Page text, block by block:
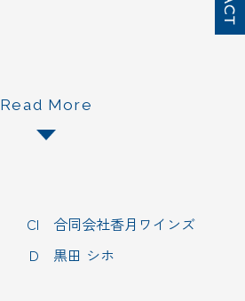
Read More
Cl
合同会社香月ワインズ
D
黒田 シホ